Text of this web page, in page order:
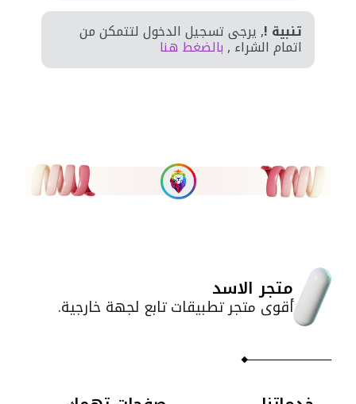
تنبية !, يرجى تسجيل الدخول لتتمكن من
اتمام الشراء ,بالضغط هنا
متجر الاسد
أقوى متجر تطبيقات تابع لجهة خارجية.